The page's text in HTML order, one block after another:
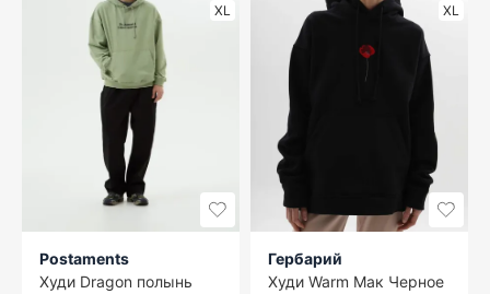
XL
Postaments
Худи Dragon полынь
XL
Гербарий
Худи Warm Мак Черное